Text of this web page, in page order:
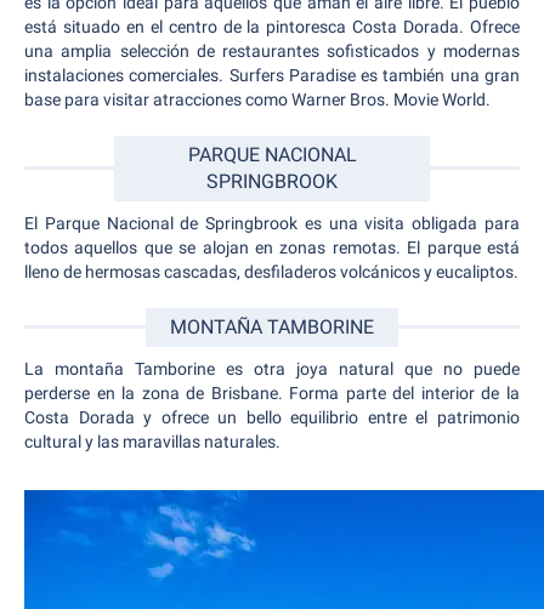
está situado en el centro de la pintoresca Costa Dorada. Ofrece
una amplia selección de restaurantes sofisticados y modernas
instalaciones comerciales. Surfers Paradise es también una gran
base para visitar atracciones como Warner Bros. Movie World.
PARQUE NACIONAL
SPRINGBROOK
El Parque Nacional de Springbrook es una visita obligada para
todos aquellos que se alojan en zonas remotas. El parque está
lleno de hermosas cascadas, desfiladeros volcánicos y eucaliptos.
MONTAÑA TAMBORINE
La montaña Tamborine es otra joya natural que no puede
perderse en la zona de Brisbane. Forma parte del interior de la
Costa Dorada y ofrece un bello equilibrio entre el patrimonio
cultural y las maravillas naturales.